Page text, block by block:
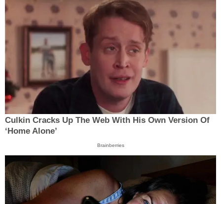
Culkin Cracks Up The Web With His Own Version Of
‘Home Alone’
Brainberries